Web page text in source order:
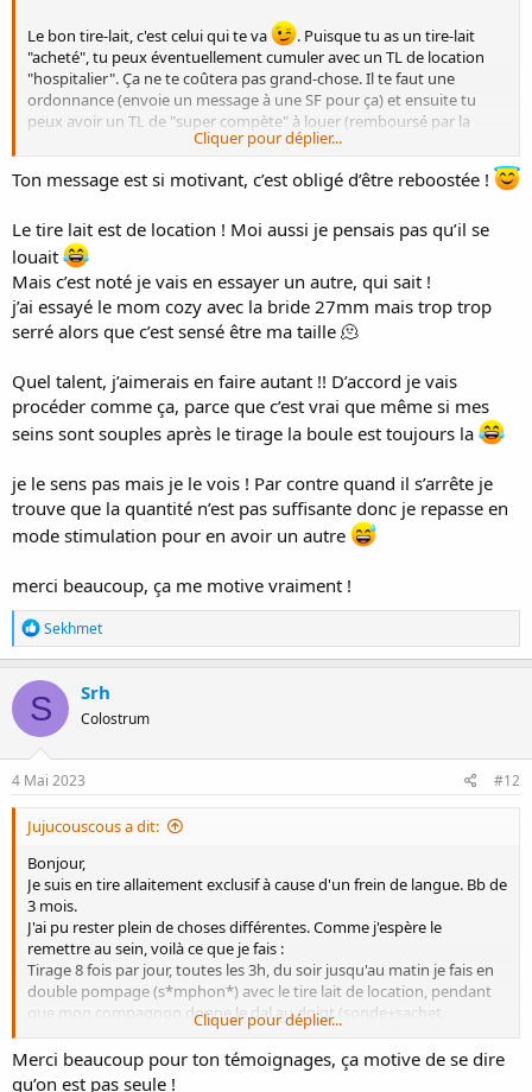
Le bon tire-lait, c'est celui qui te va
. Puisque tu as un tire-lait
"acheté", tu peux éventuellement cumuler avec un TL de location
"hospitalier". Ça ne te coûtera pas grand-chose. Il te faut une
ordonnance (envoie un message à une SF pour ça) et ensuite tu
peux avoir un TL de "super compète" à louer (remboursé par la
sécu, tu ne payes que le kit et encore). Il y a des sites comme grandir
nature (ou d'autres) qui permettent de louer en ligne et tu reçois le
truc super vite (et tarif sécu évidemment).
d'essayer, et tu pourras revenir à celui-là si c'est pas mieux ou si c'est
pire
.
Il existe également (mais c'est un budget pour le coup) des TL qui
sont "full mains libres" à glisser dans le soutif (sans tube, sans fil,
juste un truc fourré dans un soutif un peu large), très pratiques car
investir évidemment...
Oui c'est pas mal ta technique. J'ai mis du temps à bien "choper" le
chaude et exprimer dans la position que tu veux, juste pour
"évacuer" le reste tout en massant la boule.
Maintenant je suis capable d'exprimer dans un récipient (bol) si
"vers la poitrine - resserrer la main - vers l'extérieur". Je vais parfois
changer la position de la main autour de l'aréole, et de temps en
temps ajouter un peu de "massage-secouage" pour aider le lait à
"bouger" dans les canaux. L'avantage c'est qu'on peut faire cette
expression manuelle en insistant sur la petite boule
Sens-tu le réflexe d'éjection quand tu tires le lait ? Tu peux
éventuellement t'arrêter après 20 minutes si tu as déjà eu un réflexe
d'éjection et qu'il y a pas mal de lait qui est sorti...
Courage courage !
Cliquer pour déplier...
Ton message est si motivant, c’est obligé d’être reboostée !
Le tire lait est de location ! Moi aussi je pensais pas qu’il se
louait
Mais c’est noté je vais en essayer un autre, qui sait !
j’ai essayé le mom cozy avec la bride 27mm mais trop trop
serré alors que c’est sensé être ma taille 🫠
Quel talent, j’aimerais en faire autant !! D’accord je vais
procéder comme ça, parce que c’est vrai que même si mes
seins sont souples après le tirage la boule est toujours la
je le sens pas mais je le vois ! Par contre quand il s’arrête je
trouve que la quantité n’est pas suffisante donc je repasse en
mode stimulation pour en avoir un autre
merci beaucoup, ça me motive vraiment !
R
é
a
c
t
i
o
n
s
Sekhmet
S Srh
Colostrum
4 Mai 2023 #12
Jujucouscous a dit:
Bonjour,
Je suis en tire allaitement exclusif à cause d'un frein de langue. Bb de
3 mois.
J'ai pu rester plein de choses différentes. Comme j'espère le
remettre au sein, voilà ce que je fais :
Tirage 8 fois par jour, toutes les 3h, du soir jusqu'au matin je fais en
double pompage (s*mphon*) avec le tire lait de location, pendant
que mon compagnon donne le dal au doigt (sonde+sachet
La journée, je fais avec un tire lait mains libre (Momcoz*), dans les
soixante dix €, il fait le job, mais il faut trouver la bride adaptée, je
Cliquer pour déplier...
Merci beaucoup pour ton témoignages, ça motive de se dire
qu’on est pas seule !